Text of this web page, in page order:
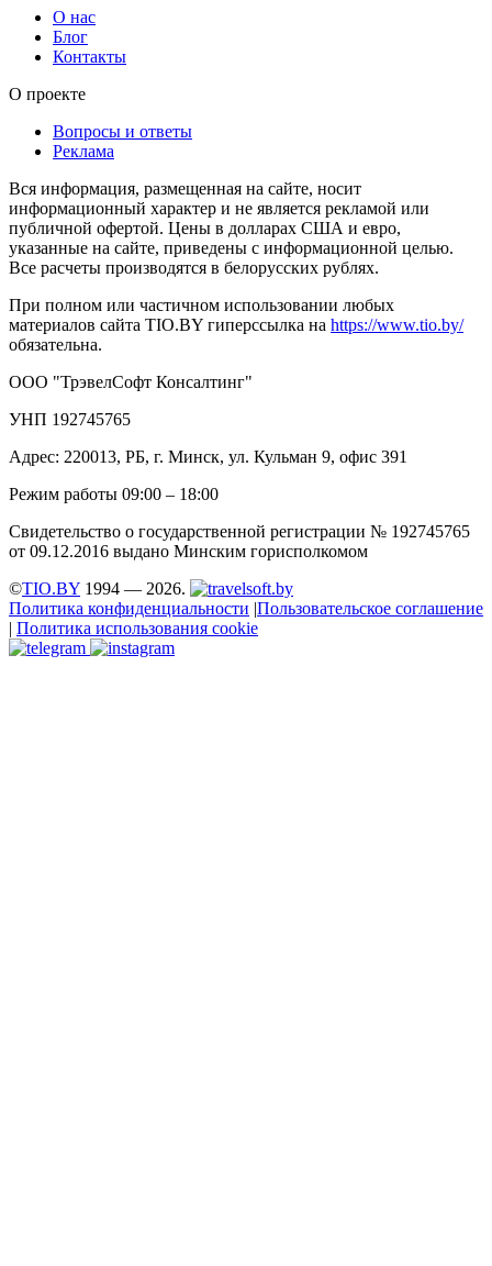
О нас
Блог
Контакты
О проекте
Вопросы и ответы
Реклама
Вся информация, размещенная на сайте, носит
информационный характер и не является рекламой или
публичной офертой. Цены в долларах США и евро,
указанные на сайте, приведены с информационной целью.
Все расчеты производятся в белорусских рублях.
При полном или частичном использовании любых
материалов сайта TIO.BY гиперссылка на https://www.tio.by/
обязательна.
ООО "ТрэвелСофт Консалтинг"
УНП 192745765
Адрес: 220013, РБ, г. Минск, ул. Кульман 9, офис 391
Режим работы 09:00 – 18:00
Свидетельство о государственной регистрации № 192745765
от 09.12.2016 выдано Минским горисполкомом
©TIO.BY 1994 — 2026.
Политика конфиденциальности |Пользовательское соглашение
| Политика использования cookie